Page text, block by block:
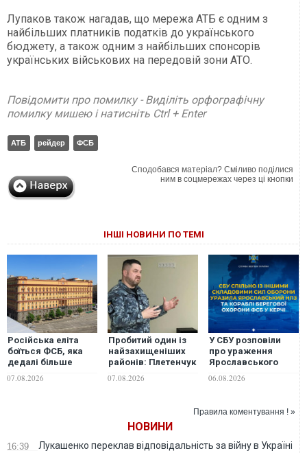
Лупаков також нагадав, що мережа АТБ є одним з
найбільших платників податків до українського
бюджету, а також одним з найбільших спонсорів
українських військових на передовій зони АТО.
Повідомити про помилку - Виділіть орфографічну
помилку мишею і натисніть Ctrl + Enter
АТБ рейдер ФСБ
Сподобався матеріал? Сміливо поділися
ним в соцмережах через ці кнопки
ІНШІ НОВИНИ ПО ТЕМІ
Російська еліта
боїться ФСБ, яка
дедалі більше
виходить з-під
контролю, -
07.08.2026
Пробитий один із
найзахищеніших
районів: Плетенчук
прокоментував
удар по кораблях
07.08.2026
У СБУ розповіли
про ураження
Ярославського
НПЗ та кораблів
берегової охорони
06.08.2026
Правила коментування ! »
НОВИНИ
16:39
Лукашенко переклав відповідальність за війну в Україні